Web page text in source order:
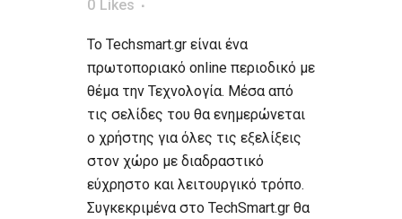
0 Likes
Το Techsmart.gr είναι ένα
πρωτοποριακό online περιοδικό με
θέμα την Τεχνολογία. Μέσα από
τις σελίδες του θα ενημερώνεται
ο χρήστης για όλες τις εξελίξεις
στον χώρο με διαδραστικό
εύχρηστο και λειτουργικό τρόπο.
Συγκεκριμένα στο TechSmart.gr θα